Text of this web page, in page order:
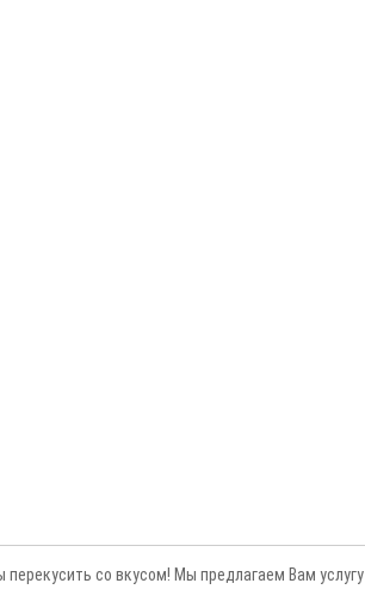
перекусить со вкусом! Мы предлагаем Вам услугу